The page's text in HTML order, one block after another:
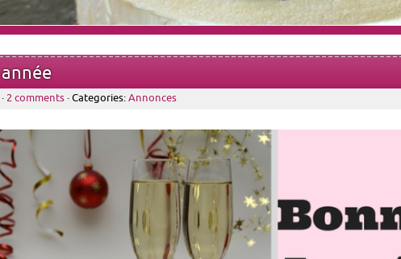
· 2 comments · Categories: Annonces